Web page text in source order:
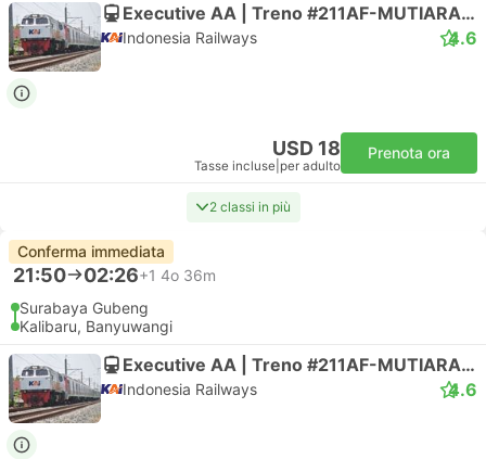
Executive AA | Treno #211AF-MUTIARA TIMUR
Indonesia Railways 4.6
USD 18
Tasse incluse per adulto
Prenota ora
2 classi in più
Conferma immediata
21:50 02:26+1 4o 36m
Surabaya Gubeng
Kalibaru, Banyuwangi
Executive AA | Treno #211AF-MUTIARA TIMUR
Indonesia Railways 4.6